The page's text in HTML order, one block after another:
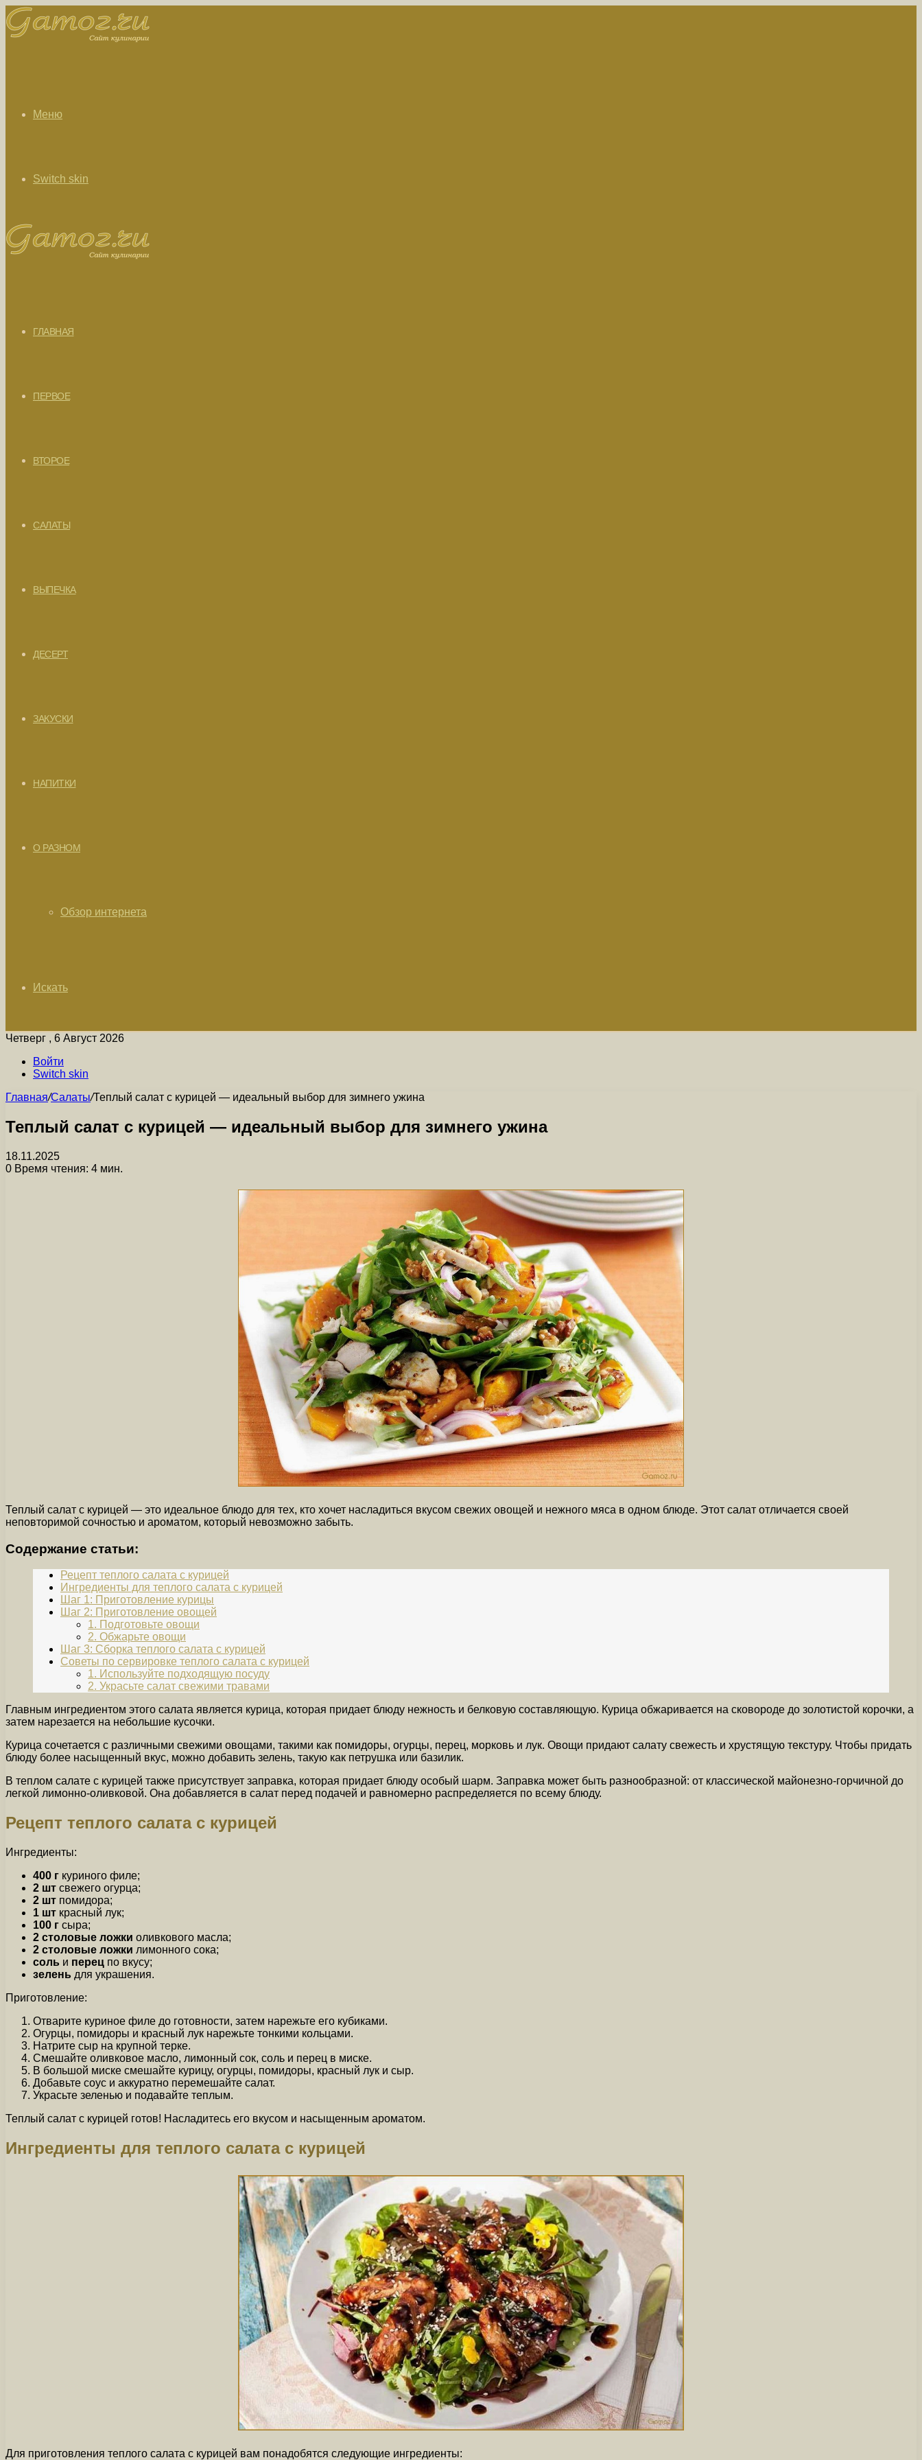
Меню
Switch skin
ГЛАВНАЯ
ПЕРВОЕ
ВТОРОЕ
САЛАТЫ
ВЫПЕЧКА
ДЕСЕРТ
ЗАКУСКИ
НАПИТКИ
О РАЗНОМ
Обзор интернета
Искать
Четверг , 6 Август 2026
Войти
Switch skin
Главная/Салаты/Теплый салат с курицей — идеальный выбор для зимнего ужина
Теплый салат с курицей — идеальный выбор для зимнего ужина
18.11.2025
0 Время чтения: 4 мин.
Теплый салат с курицей — это идеальное блюдо для тех, кто хочет насладиться вкусом свежих овощей и нежного мяса в одном блюде. Этот салат отличается своей
неповторимой сочностью и ароматом, который невозможно забыть.
Содержание статьи:
Рецепт теплого салата с курицей
Ингредиенты для теплого салата с курицей
Шаг 1: Приготовление курицы
Шаг 2: Приготовление овощей
1. Подготовьте овощи
2. Обжарьте овощи
Шаг 3: Сборка теплого салата с курицей
Советы по сервировке теплого салата с курицей
1. Используйте подходящую посуду
2. Украсьте салат свежими травами
Главным ингредиентом этого салата является курица, которая придает блюду нежность и белковую составляющую. Курица обжаривается на сковороде до золотистой корочки, а
затем нарезается на небольшие кусочки.
Курица сочетается с различными свежими овощами, такими как помидоры, огурцы, перец, морковь и лук. Овощи придают салату свежесть и хрустящую текстуру. Чтобы придать
блюду более насыщенный вкус, можно добавить зелень, такую как петрушка или базилик.
В теплом салате с курицей также присутствует заправка, которая придает блюду особый шарм. Заправка может быть разнообразной: от классической майонезно-горчичной до
легкой лимонно-оливковой. Она добавляется в салат перед подачей и равномерно распределяется по всему блюду.
Рецепт теплого салата с курицей
Ингредиенты:
400 г куриного филе;
2 шт свежего огурца;
2 шт помидора;
1 шт красный лук;
100 г сыра;
2 столовые ложки оливкового масла;
2 столовые ложки лимонного сока;
соль и перец по вкусу;
зелень для украшения.
Приготовление:
Отварите куриное филе до готовности, затем нарежьте его кубиками.
Огурцы, помидоры и красный лук нарежьте тонкими кольцами.
Натрите сыр на крупной терке.
Смешайте оливковое масло, лимонный сок, соль и перец в миске.
В большой миске смешайте курицу, огурцы, помидоры, красный лук и сыр.
Добавьте соус и аккуратно перемешайте салат.
Украсьте зеленью и подавайте теплым.
Теплый салат с курицей готов! Насладитесь его вкусом и насыщенным ароматом.
Ингредиенты для теплого салата с курицей
Для приготовления теплого салата с курицей вам понадобятся следующие ингредиенты: